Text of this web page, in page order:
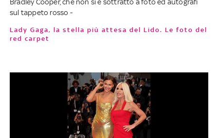
sul tappeto rosso -
Lady Gaga, la stella più attesa del Lido. Le foto del
red carpet